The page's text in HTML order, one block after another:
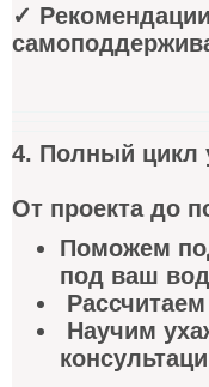
✓
4. Полный цикл
От проекта до
Поможем
под ваш
Научим